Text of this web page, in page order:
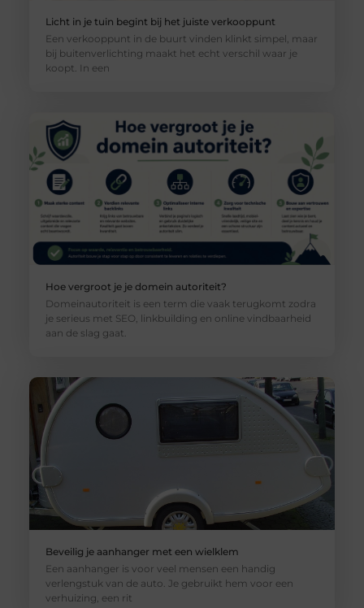
Licht in je tuin begint bij het juiste verkooppunt
Een verkooppunt in de buurt vinden klinkt simpel, maar
bij buitenverlichting maakt het echt verschil waar je
koopt. In een
Hoe vergroot je je domein autoriteit?
Domeinautoriteit is een term die vaak terugkomt zodra
je serieus met SEO, linkbuilding en online vindbaarheid
aan de slag gaat.
Beveilig je aanhanger met een wielklem
Een aanhanger is voor veel mensen een handig
verlengstuk van de auto. Je gebruikt hem voor een
verhuizing, een rit